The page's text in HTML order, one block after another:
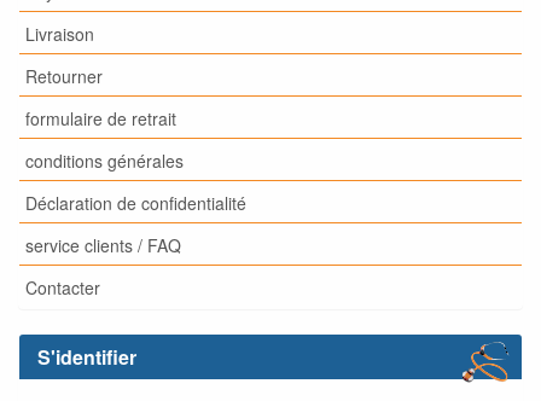
Livraison
Retourner
formulaire de retrait
conditions générales
Déclaration de confidentialité
service clients / FAQ
Contacter
S'identifier